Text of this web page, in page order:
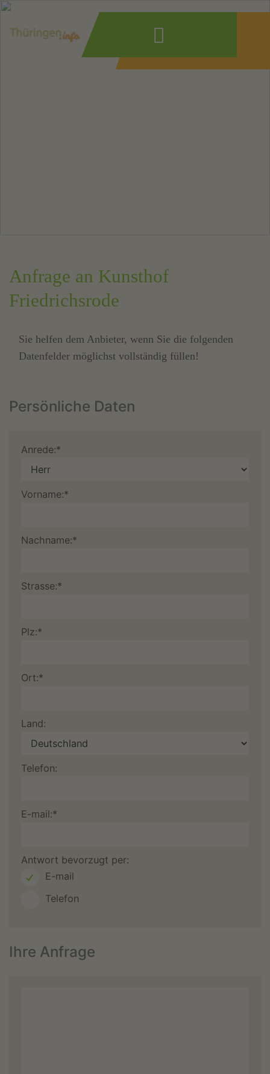
Wonach suchen
Anfrage an Kunsthof
Friedrichsrode
Sie helfen dem Anbieter, wenn Sie die folgenden
Datenfelder möglichst vollständig füllen!
Persönliche Daten
Anrede:*
Vorname:*
Nachname:*
Strasse:*
Plz:*
Ort:*
Land:
Telefon:
E-mail:*
Antwort bevorzugt per:
E-mail
Telefon
Ihre Anfrage